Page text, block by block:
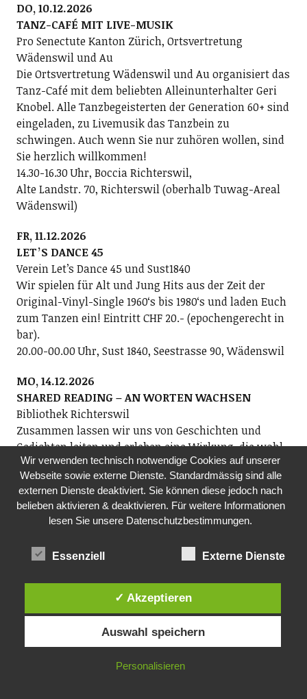
DO, 10.12.2026
TANZ-CAFÉ MIT LIVE-MUSIK
Pro Senectute Kanton Zürich, Ortsvertretung
Wädenswil und Au
Die Ortsvertretung Wädenswil und Au organisiert das
Tanz-Café mit dem beliebten Alleinunterhalter Geri
Knobel. Alle Tanzbegeisterten der Generation 60+ sind
eingeladen, zu Livemusik das Tanzbein zu
schwingen. Auch wenn Sie nur zuhören wollen, sind
Sie herzlich willkommen!
14.30-16.30 Uhr, Boccia Richterswil,
Alte Landstr. 70, Richterswil (oberhalb Tuwag-Areal
Wädenswil)
FR, 11.12.2026
LETʼS DANCE 45
Verein Letʼs Dance 45 und Sust1840
Wir spielen für Alt und Jung Hits aus der Zeit der
Original-Vinyl-Single 1960ʻs bis 1980ʻs und laden Euch
zum Tanzen ein! Eintritt CHF 20.- (epochengerecht in
bar).
20.00-00.00 Uhr, Sust 1840, Seestrasse 90, Wädenswil
MO, 14.12.2026
SHARED READING – AN WORTEN WACHSEN
Bibliothek Richterswil
Zusammen lassen wir uns von Geschichten und
Gedichten leiten und erleben eine Wirkung, die wohl
tut. Niemand muss reden. Wer möchte, darf lesen.
Wer zuhört, gehört bereits dazu. Teilnahme
kostenlos. Anmeldung: shared-reading@gmx.ch.
www.bibliothek-richterswil.ch, www.wortwelten.ch
19.30 Uhr, Bibliothek Richterswil, Dorfstrasse 7
DO, 17.12.2026
Pro Senectute, Ortsvertretung Richterswil
Film 1: Euses wunderschöni Dorf Richterswil. Film 2:
Seleger Moor, eine wahre Pracht von blühenden
Blumen. Beide Filme von Reto Stocker. Kontakt: Fredi
14.00 Uhr, Aula, Wohnen Plus, Schwyzerstrasse 31,
Wir verwenden technisch notwendige Cookies auf unserer
Webseite sowie externe Dienste. Standardmässig sind alle
externen Dienste deaktiviert. Sie können diese jedoch nach
belieben aktivieren & deaktivieren. Für weitere Informationen
lesen Sie unsere Datenschutzbestimmungen.
Essenziell Externe Dienste
✓ Akzeptieren
Auswahl speichern
Personalisieren